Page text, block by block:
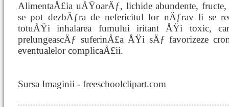
AlimentaÅ£ia uÅŸoarÄƒ, lichide abundente,
se pot dezbÄƒra de nefericitul lor nÄƒrav li se
totuÅŸi inhalarea fumului iritant ÅŸi toxic,
prelungeascÄƒ suferinÅ£a ÅŸi sÄƒ favorizeze
eventualelor complicaÅ£ii.
Sursa Imaginii - freeschoolclipart.com